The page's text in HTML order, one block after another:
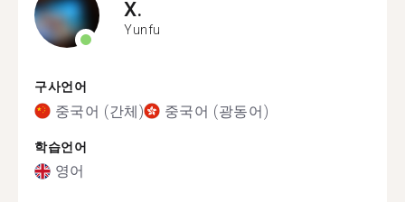
X.
Yunfu
구사언어
중국어 (간체) 중국어 (광동어)
학습언어
영어